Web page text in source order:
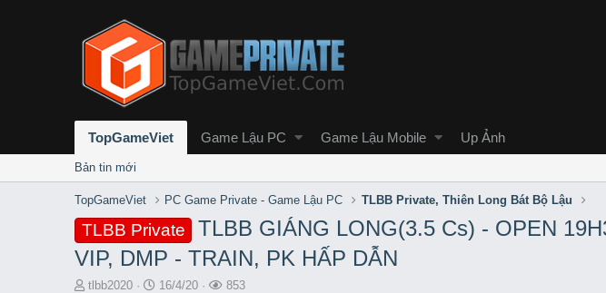
TopGameViet Game Lậu PC Game Lậu Mobile Up Ảnh
Bản tin mới
TopGameViet PC Game Private - Game Lậu PC TLBB Private, Thiên Long Bát Bộ Lậu
TLBB Private
TLBB GIÁNG LONG(3.5 Cs) - OPEN
VIP, DMP - TRAIN, PK HẤP DẪN
T
tlbb2020
S
16/4/20
L
853